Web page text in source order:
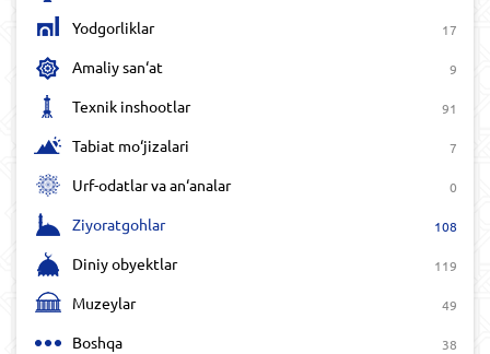
Yodgorliklar 17
Amaliy san‘at 9
Texnik inshootlar 91
Tabiat mo‘jizalari 7
Urf-odatlar va an‘analar 0
Ziyoratgohlar 108
Diniy obyektlar 119
Muzeylar 49
Boshqa 38